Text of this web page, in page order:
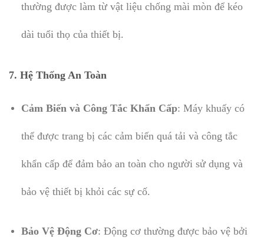
thường được làm từ vật liệu chống mài mòn để kéo
dài tuổi thọ của thiết bị.
7. Hệ Thống An Toàn
Cảm Biến và Công Tắc Khẩn Cấp: Máy khuấy có
thể được trang bị các cảm biến quá tải và công tắc
khẩn cấp để đảm bảo an toàn cho người sử dụng và
bảo vệ thiết bị khỏi các sự cố.
Bảo Vệ Động Cơ: Động cơ thường được bảo vệ bởi